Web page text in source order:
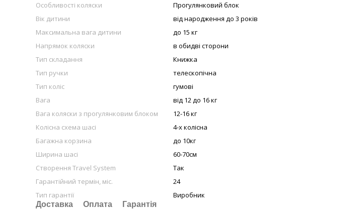
Особливості коляски
Прогулянковий блок
Вік дитини
від народження до 3 років
Максимальна вага дитини
до 15 кг
Напрямок коляски
в обидві сторони
Тип складання
Книжка
Тип ручки
телескопічна
Тип коліс
гумові
Вага
від 12 до 16 кг
Вага коляски з прогулянковим блоком
12-16 кг
Колісна схема шасі
4-х колісна
Багажна корзина
до 10кг
Ширина шасі
60-70см
Створення Travel System
Так
Гарантійний термін, міс.
24
Тип гарантії
Виробник
Доставка Оплата Гарантія